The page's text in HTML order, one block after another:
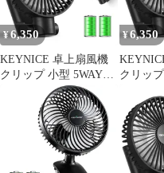
明書付 KN-818 (ブラッ
ク)e 98b35577
連続使
ャンプ/
フィス
¥6,350
KEYNICE 卓上扇風機
クリップ 小型 5WAY仕
様 (卓上/吊り下げ/壁掛
け/マグネット) USB充
電式 5000mAh大容量 自
動首振り 静音 風量4段
階 切タイマー付き コー
ドレス ポータブル扇風
¥6,350
クリッ
け/マグ
電式
動首振
階 切タ
ドレス